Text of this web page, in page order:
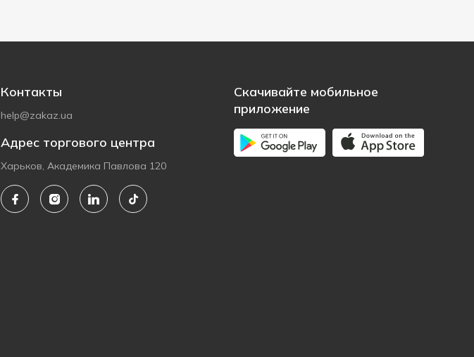
Контакты
help@zakaz.ua
Адрес торгового центра
Харьков, Академика Павлова 120
Скачивайте мобильное
приложение